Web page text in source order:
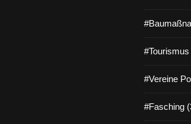
#Tourismus
#Vereine
#Fasching